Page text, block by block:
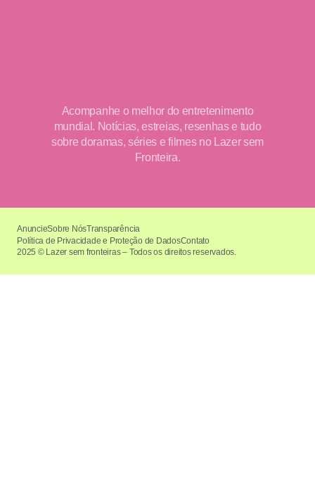
Acompanhe o melhor do entretenimento
mundial. Notícias, estreias, resenhas e tudo
sobre doramas, séries e filmes no Lazer sem
Fronteira.
2025 © Lazer sem fronteiras – Todos os direitos reservados.
AnuncieSobre NósTransparência
Política de Privacidade e Proteção de DadosContato